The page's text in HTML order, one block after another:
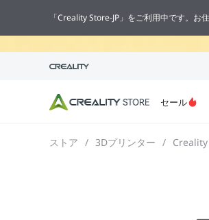
セール
ストア / 3Dプリンター /
「Creality Store-JP」をご利用中です。お